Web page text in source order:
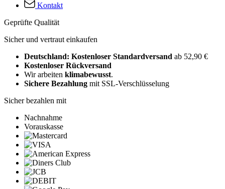
Kontakt
Geprüfte Qualität
Sicher und vertraut einkaufen
Deutschland: Kostenloser Standardversand ab 52,90 €
Kostenloser Rückversand
Wir arbeiten klimabewusst.
Sichere Bezahlung mit SSL-Verschlüsselung
Sicher bezahlen mit
Nachnahme
Vorauskasse